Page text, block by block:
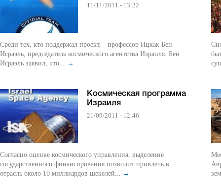
11/11/2011 - 13:22
Среди тех, кто поддержал проект, - профессор Ицхак Бен
Исраэль, председатель космического агентства Израиля. Бен
Исраэль заявил, что... →
Космическая программа
Израиля
21/09/2011 - 12:46
Согласно оценке космического управления, выделение
государственного финансирования позволит привлечь в
отрасль около 10 миллиардов шекелей... →